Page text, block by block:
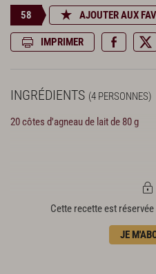
58 AJOUTER AUX
IMPRIMER
INGRÉDIENTS (4 PERSONNES)
20 côtes d'agneau de lait de 80 g
Cette recette est
JE